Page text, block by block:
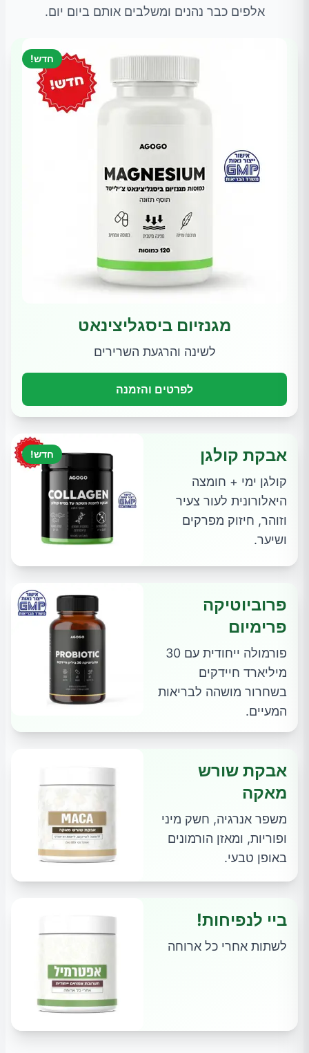
אלפים כבר נהנים ומשלבים אותם ביום יום.
חדש!
מגנזיום ביסגליצינאט
לשינה והרגעת השרירים
לפרטים והזמנה
חדש! אבקת קולגן
קולגן ימי + חומצה
היאלורונית לעור צעיר
וזוהר, חיזוק מפרקים
ושיער.
פרוביוטיקה
פרימיום
פורמולה ייחודית עם 30
מיליארד חיידקים
בשחרור מושהה לבריאות
המעיים.
אבקת שורש
מאקה
משפר אנרגיה, חשק מיני
ופוריות, ומאזן הורמונים
באופן טבעי.
ביי לנפיחות!
לשתות אחרי כל ארוחה